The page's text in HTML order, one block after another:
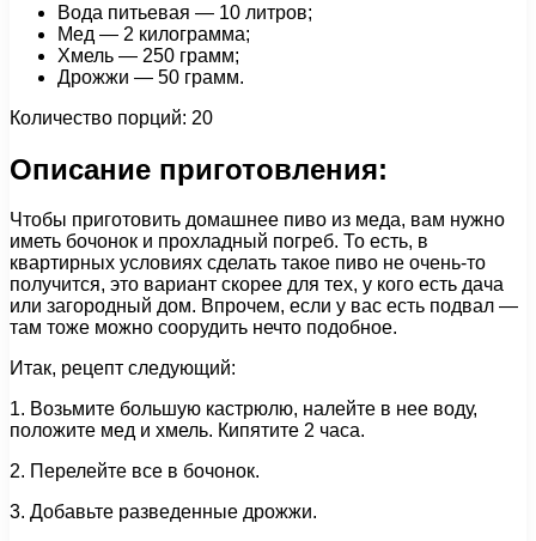
Вода питьевая — 10 литров;
Мед — 2 килограмма;
Хмель — 250 грамм;
Дрожжи — 50 грамм.
Количество порций: 20
Описание приготовления:
Чтобы приготовить домашнее пиво из меда, вам нужно
иметь бочонок и прохладный погреб. То есть, в
квартирных условиях сделать такое пиво не очень-то
получится, это вариант скорее для тех, у кого есть дача
или загородный дом. Впрочем, если у вас есть подвал —
там тоже можно соорудить нечто подобное.
Итак, рецепт следующий:
1. Возьмите большую кастрюлю, налейте в нее воду,
положите мед и хмель. Кипятите 2 часа.
2. Перелейте все в бочонок.
3. Добавьте разведенные дрожжи.